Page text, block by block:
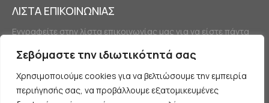
Σεβόμαστε την ιδιωτικότητά σας
Χρησιμοποιούμε cookies για να βελτιώσουμε την εμπειρία
περιήγησής σας, να προβάλλουμε εξατομικευμένες
ΛΙΣΤΑ ΕΠΙΚΟΙΝΩΝΙΑΣ
Εγγραφείτε στην λίστα επικοινωνίας μας για να είστε πάντα